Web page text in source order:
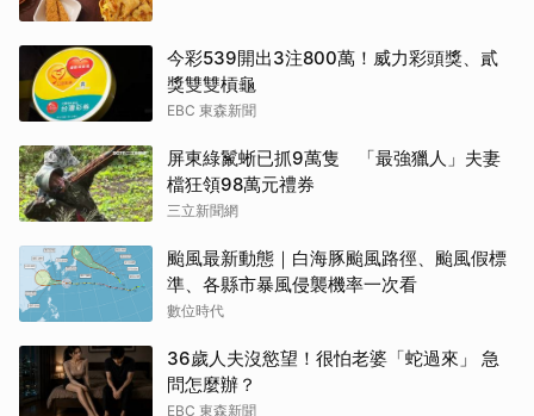
今彩539開出3注800萬！威力彩頭獎、貳
獎雙雙槓龜
EBC 東森新聞
屏東綠鬣蜥已抓9萬隻 「最強獵人」夫妻
檔狂領98萬元禮券
三立新聞網
颱風最新動態｜白海豚颱風路徑、颱風假標
準、各縣市暴風侵襲機率一次看
數位時代
36歲人夫沒慾望！很怕老婆「蛇過來」 急
問怎麼辦？
EBC 東森新聞